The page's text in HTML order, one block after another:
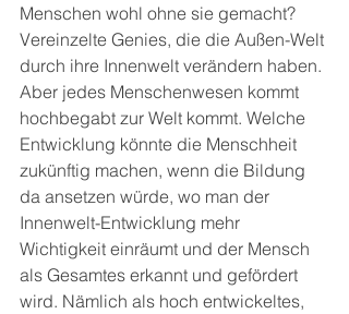
Menschen wohl ohne sie gemacht?
Vereinzelte Genies, die die Außen-Welt
durch ihre Innenwelt verändern haben.
Aber jedes Menschenwesen kommt
hochbegabt zur Welt kommt. Welche
Entwicklung könnte die Menschheit
zukünftig machen, wenn die Bildung
da ansetzen würde, wo man der
Innenwelt-Entwicklung mehr
Wichtigkeit einräumt und der Mensch
als Gesamtes erkannt und gefördert
wird. Nämlich als hoch entwickeltes,